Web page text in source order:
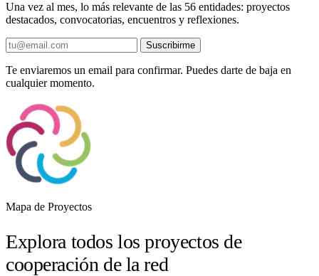
Una vez al mes, lo más relevante de las 56 entidades: proyectos
destacados, convocatorias, encuentros y reflexiones.
Suscribirme
Te enviaremos un email para confirmar. Puedes darte de baja en
cualquier momento.
Mapa de Proyectos
Explora todos los proyectos de
cooperación de la red